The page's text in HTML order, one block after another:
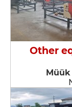
Other